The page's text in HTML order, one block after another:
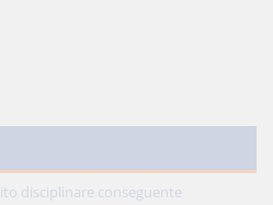
disciplinare conseguente